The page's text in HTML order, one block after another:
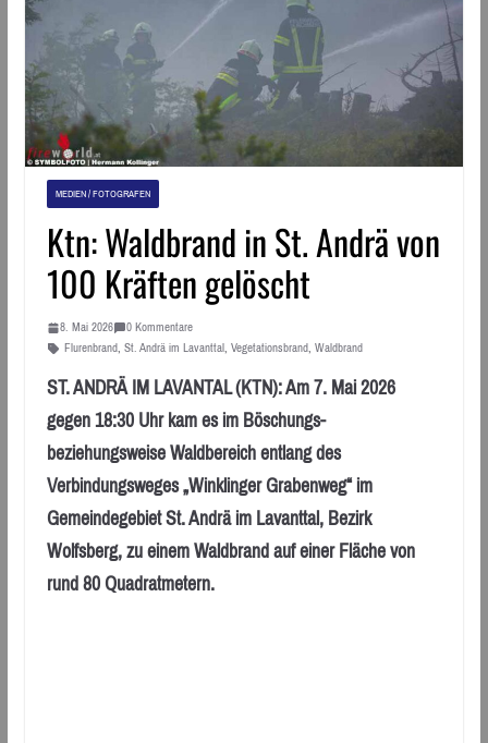
MEDIEN / FOTOGRAFEN
Ktn: Waldbrand in St. Andrä von
100 Kräften gelöscht
8. Mai 2026
0 Kommentare
Flurenbrand, St. Andrä im Lavanttal, Vegetationsbrand, Waldbrand
ST. ANDRÄ IM LAVANTAL (KTN): Am 7. Mai 2026
gegen 18:30 Uhr kam es im Böschungs-
beziehungsweise Waldbereich entlang des
Verbindungsweges „Winklinger Grabenweg“ im
Gemeindegebiet St. Andrä im Lavanttal, Bezirk
Wolfsberg, zu einem Waldbrand auf einer Fläche von
rund 80 Quadratmetern.